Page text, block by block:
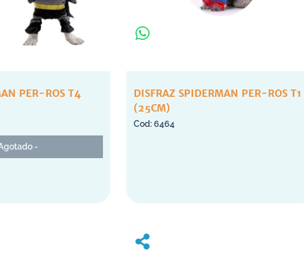
PER-ROS T4
-
DISFRAZ SPIDERMAN PER-ROS T1
(25CM)
6464